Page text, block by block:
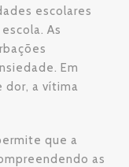
escolares
As
Em
dor, a vítima
que a
as